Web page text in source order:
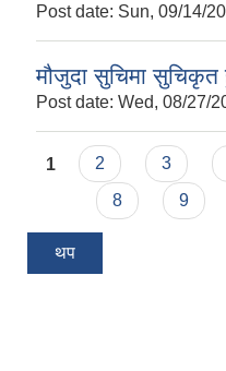
Post date: Sun, 09/14/
मौजुदा सुचिमा सुचिकृत
Post date: Wed, 08/27/
Pages
1 2 3
8
9
थप